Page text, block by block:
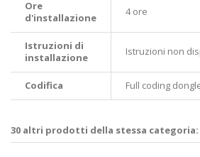
Ore
d'installazione
4 ore
Istruzioni di
installazione
Istruzioni non
Codifica Full coding
30 altri prodotti della stessa categoria: